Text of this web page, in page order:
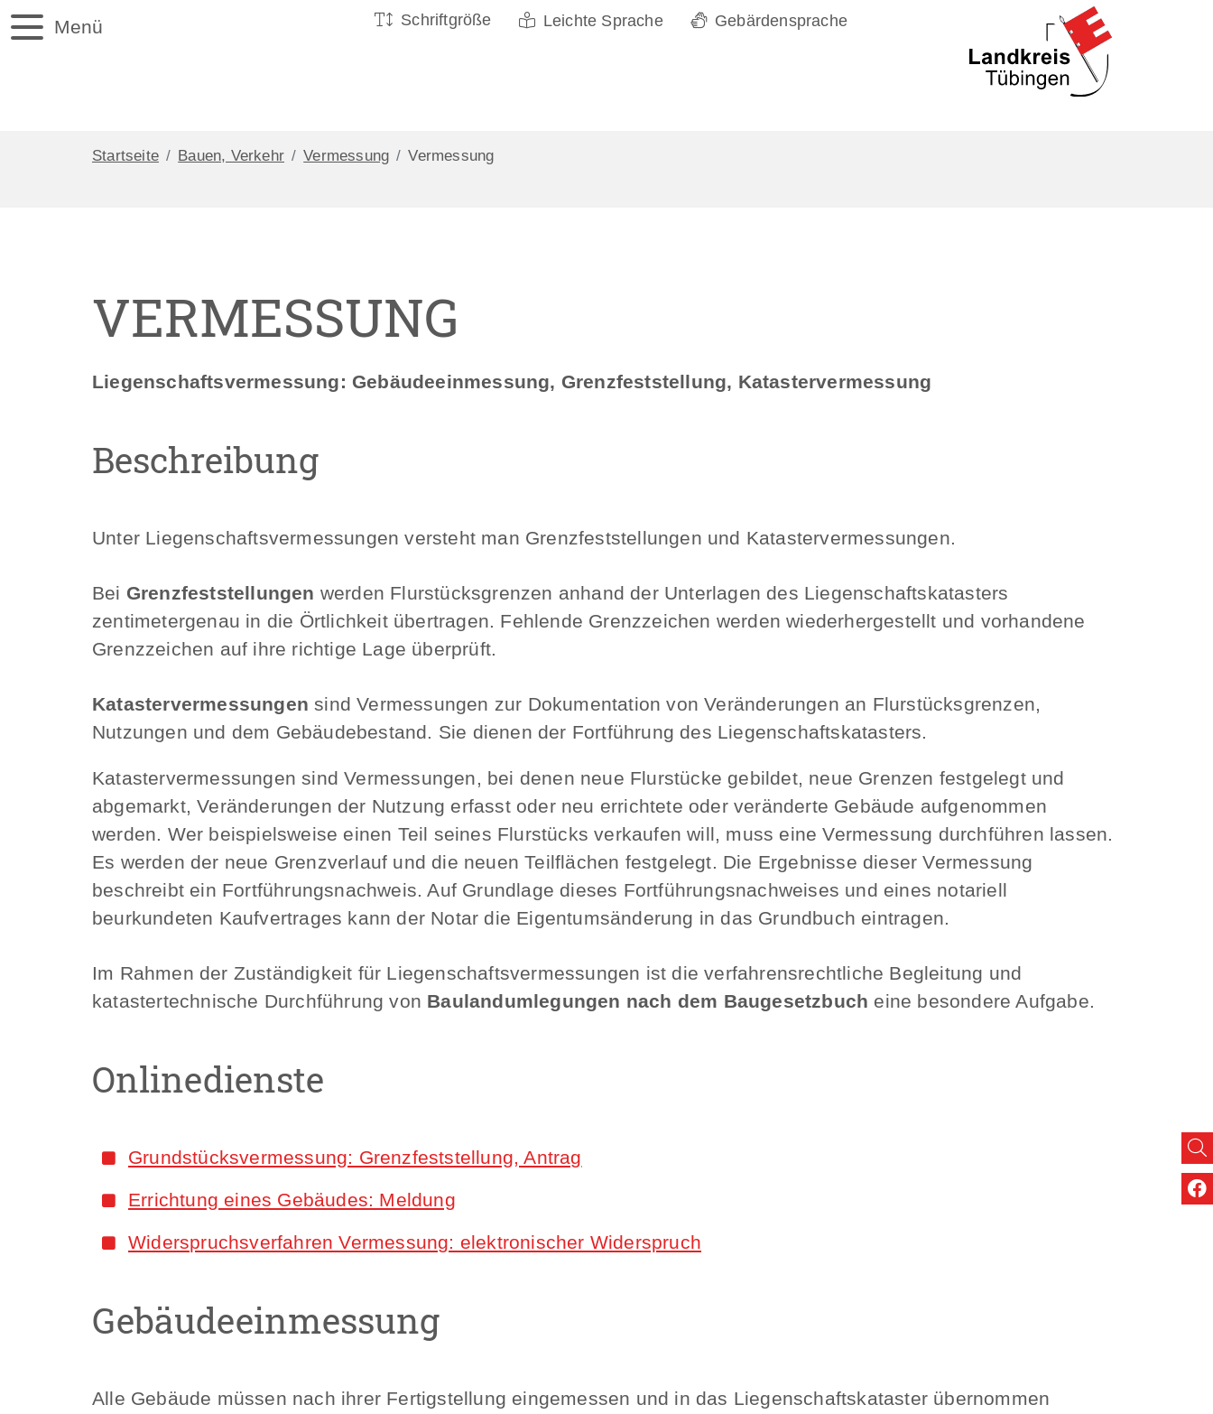
Menü Schriftgröße Leichte Sprache Gebärdensprache
Startseite Bauen, Verkehr Vermessung Vermessung
VERMESSUNG
Liegenschaftsvermessung: Gebäudeeinmessung, Grenzfeststellung, Katastervermessung
Beschreibung
Unter Liegenschaftsvermessungen versteht man Grenzfeststellungen und Katastervermessungen.
Bei Grenzfeststellungen werden Flurstücksgrenzen anhand der Unterlagen des Liegenschaftskatasters
zentimetergenau in die Örtlichkeit übertragen. Fehlende Grenzzeichen werden wiederhergestellt und vorhandene
Grenzzeichen auf ihre richtige Lage überprüft.
Katastervermessungen sind Vermessungen zur Dokumentation von Veränderungen an Flurstücksgrenzen,
Nutzungen und dem Gebäudebestand. Sie dienen der Fortführung des Liegenschaftskatasters.
Katastervermessungen sind Vermessungen, bei denen neue Flurstücke gebildet, neue Grenzen festgelegt und
abgemarkt, Veränderungen der Nutzung erfasst oder neu errichtete oder veränderte Gebäude aufgenommen
werden. Wer beispielsweise einen Teil seines Flurstücks verkaufen will, muss eine Vermessung durchführen lassen.
Es werden der neue Grenzverlauf und die neuen Teilflächen festgelegt. Die Ergebnisse dieser Vermessung
beschreibt ein Fortführungsnachweis. Auf Grundlage dieses Fortführungsnachweises und eines notariell
beurkundeten Kaufvertrages kann der Notar die Eigentumsänderung in das Grundbuch eintragen.
Im Rahmen der Zuständigkeit für Liegenschaftsvermessungen ist die verfahrensrechtliche Begleitung und
katastertechnische Durchführung von Baulandumlegungen nach dem Baugesetzbuch eine besondere Aufgabe.
Onlinedienste
Grundstücksvermessung: Grenzfeststellung, Antrag
Errichtung eines Gebäudes: Meldung
Widerspruchsverfahren Vermessung: elektronischer Widerspruch
Gebäudeeinmessung
Alle Gebäude müssen nach ihrer Fertigstellung eingemessen und in das Liegenschaftskataster übernommen